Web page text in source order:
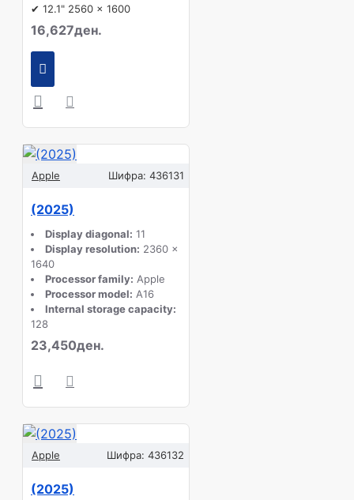
✔ 12.1" 2560 x 1600
16,627ден.
Apple Шифра: 436131
(2025)
Display diagonal: 11
Display resolution: 2360 x
1640
Processor family: Apple
Processor model: A16
Internal storage capacity:
128
23,450ден.
Apple Шифра: 436132
(2025)